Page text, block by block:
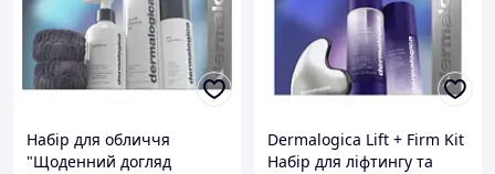
Набір для обличчя
"Щоденний догляд
Dermalogica Lift + Firm Kit
Набір для ліфтингу та